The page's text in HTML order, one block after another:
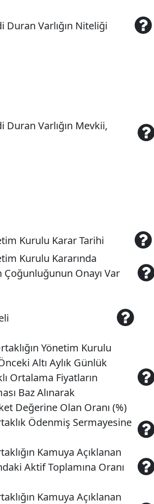
Duran Varlığın Niteliği
Duran Varlığın Mevkii,
Kurulu Karar Tarihi
Kurulu Kararında
Çoğunluğunun Onayı Var
Yönetim Kurulu
Altı Aylık Günlük
Ortalama Fiyatların
Baz Alınarak
Değerine Olan Oranı (%)
Ödenmiş Sermayesine
Kamuya Açıklanan
Aktif Toplamına Oranı
Kamuya Açıklanan